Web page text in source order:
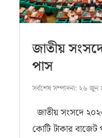
জাতীয়
পাস
সর্বশেষ সম্পাদনা: ২৬ জুন
জাতীয় সংসদে
কোটি টাকার